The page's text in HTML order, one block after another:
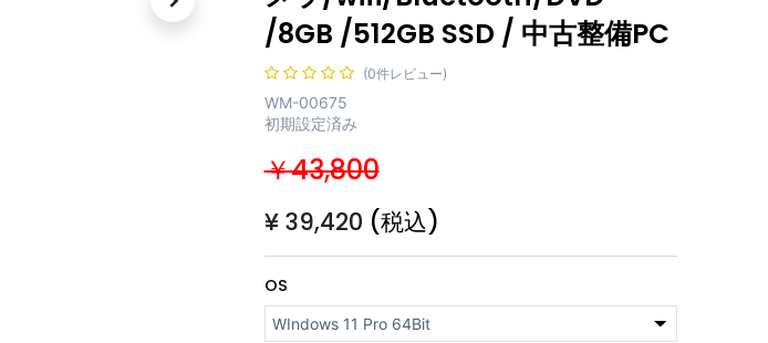
/8GB /512GB SSD / 中古整備PC
(0件レビュー)
WM-00675
初期設定済み
￥43,800
¥ 39,420 (税込)
OS